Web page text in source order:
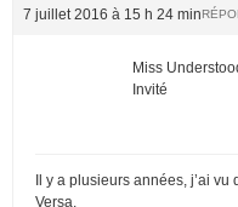
7 juillet 2016 à 15 h 24 min
Miss
Invité
Il y a plusieurs années, j’ai
Versa.